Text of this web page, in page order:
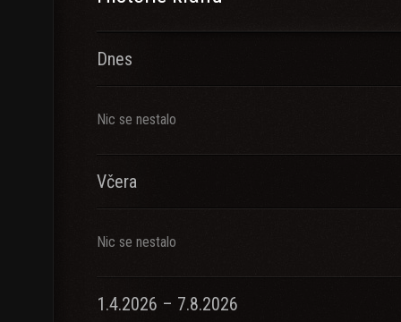
Dnes
Nic se nestalo
Včera
Nic se nestalo
1.4.2026 – 7.8.2026